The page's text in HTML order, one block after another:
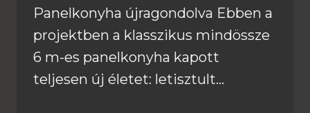
Panelkonyha újragondolva Ebben a
projektben a klasszikus mindössze
6 m-es panelkonyha kapott
teljesen új életet: letisztult…